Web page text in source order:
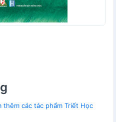
thêm các tác phẩm Triết Học